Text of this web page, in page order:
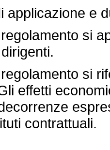
applicazione e
si
si
effetti
contrattuali.